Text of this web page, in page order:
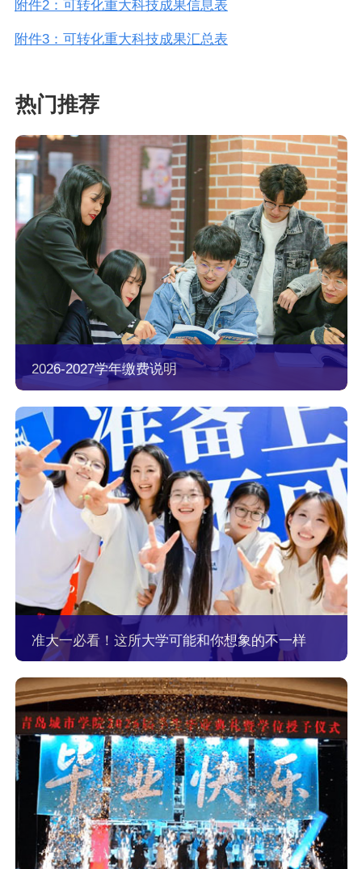
附件2：可转化重大科技成果信息表
附件3：可转化重大科技成果汇总表
2026-2027学年缴费说明
准大一必看！这所大学可能和你想象的不一样